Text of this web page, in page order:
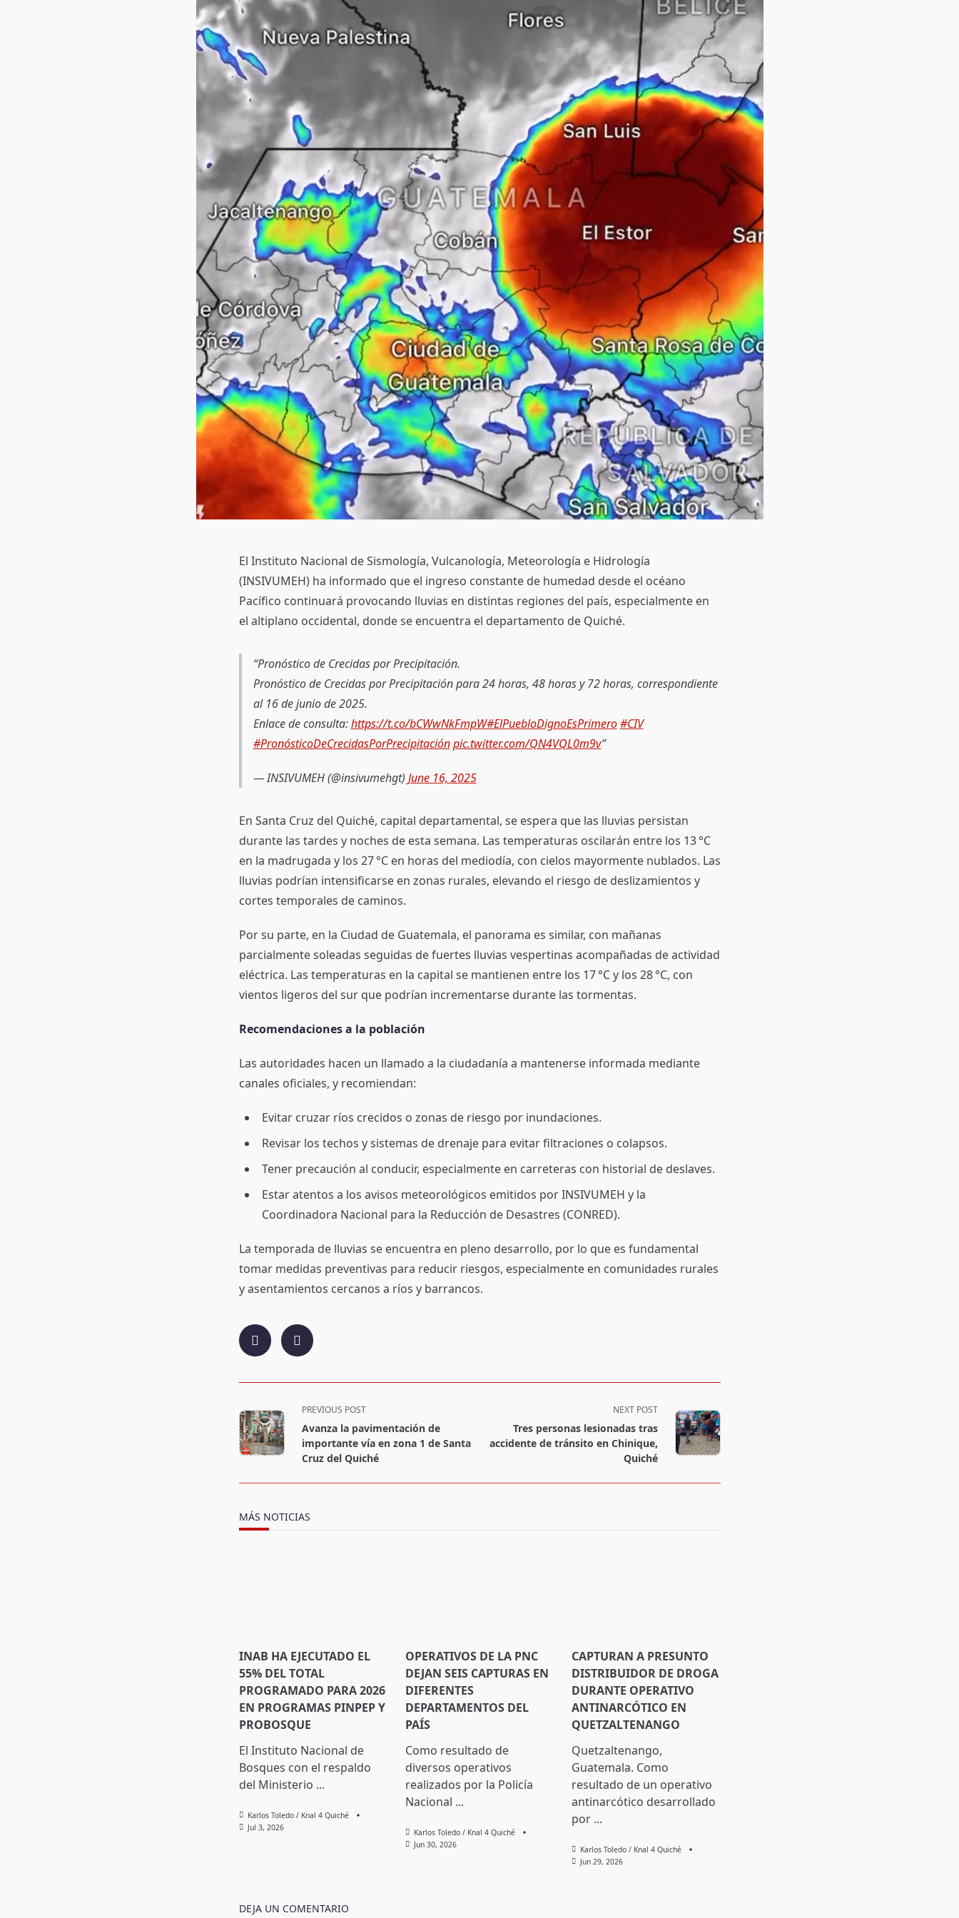
El Instituto Nacional de Sismología, Vulcanología, Meteorología e Hidrología
(INSIVUMEH) ha informado que el ingreso constante de humedad desde el océano
Pacífico continuará provocando lluvias en distintas regiones del país, especialmente en
el altiplano occidental, donde se encuentra el departamento de Quiché.
Pronóstico de Crecidas por Precipitación.
Pronóstico de Crecidas por Precipitación para 24 horas, 48 horas y 72 horas, correspondiente
al 16 de junio de 2025.
Enlace de consulta:https://t.co/bCWwNkFmpW#ElPuebloDignoEsPrimero #CIV
#PronósticoDeCrecidasPorPrecipitación pic.twitter.com/QN4VQL0m9v
— INSIVUMEH (@insivumehgt) June 16, 2025
En Santa Cruz del Quiché, capital departamental, se espera que las lluvias persistan
durante las tardes y noches de esta semana. Las temperaturas oscilarán entre los 13 °C
en la madrugada y los 27 °C en horas del mediodía, con cielos mayormente nublados. Las
lluvias podrían intensificarse en zonas rurales, elevando el riesgo de deslizamientos y
cortes temporales de caminos.
Por su parte, en la Ciudad de Guatemala, el panorama es similar, con mañanas
parcialmente soleadas seguidas de fuertes lluvias vespertinas acompañadas de actividad
eléctrica. Las temperaturas en la capital se mantienen entre los 17 °C y los 28 °C, con
vientos ligeros del sur que podrían incrementarse durante las tormentas.
Recomendaciones a la población
Las autoridades hacen un llamado a la ciudadanía a mantenerse informada mediante
canales oficiales, y recomiendan:
Evitar cruzar ríos crecidos o zonas de riesgo por inundaciones.
Revisar los techos y sistemas de drenaje para evitar filtraciones o colapsos.
Tener precaución al conducir, especialmente en carreteras con historial de deslaves.
Estar atentos a los avisos meteorológicos emitidos por INSIVUMEH y la
Coordinadora Nacional para la Reducción de Desastres (CONRED).
La temporada de lluvias se encuentra en pleno desarrollo, por lo que es fundamental
tomar medidas preventivas para reducir riesgos, especialmente en comunidades rurales
y asentamientos cercanos a ríos y barrancos.
<span
class="nav-
subtitle
screen-
PREVIOUS POST
Avanza la pavimentación de
importante vía en zona 1 de Santa
Cruz del Quiché
NEXT POST
Tres personas lesionadas tras
accidente de tránsito en Chinique,
Quiché
MÁS NOTICIAS
INAB HA EJECUTADO EL
55% DEL TOTAL
PROGRAMADO PARA 2026
EN PROGRAMAS PINPEP Y
PROBOSQUE
El Instituto Nacional de
Bosques con el respaldo
del Ministerio ...
Karlos Toledo / Knal 4 Quiché
Jul 3, 2026
OPERATIVOS DE LA PNC
DEJAN SEIS CAPTURAS EN
DIFERENTES
DEPARTAMENTOS DEL
PAÍS
Como resultado de
diversos operativos
realizados por la Policía
Nacional ...
Karlos Toledo / Knal 4 Quiché
Jun 30, 2026
CAPTURAN A PRESUNTO
DISTRIBUIDOR DE DROGA
DURANTE OPERATIVO
ANTINARCÓTICO EN
QUETZALTENANGO
Quetzaltenango,
Guatemala. Como
resultado de un operativo
antinarcótico desarrollado
por ...
Karlos Toledo / Knal 4 Quiché
Jun 29, 2026
DEJA UN COMENTARIO